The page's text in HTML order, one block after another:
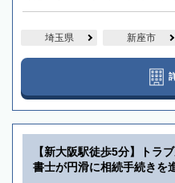
埼玉県 新座市
【新大阪駅徒歩5分】トラ
書士が円滑に相続手続きを